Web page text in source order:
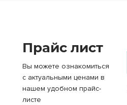
Прайс лист
Вы можете ознакомиться
с актуальными ценами в
нашем удобном прайс-
листе